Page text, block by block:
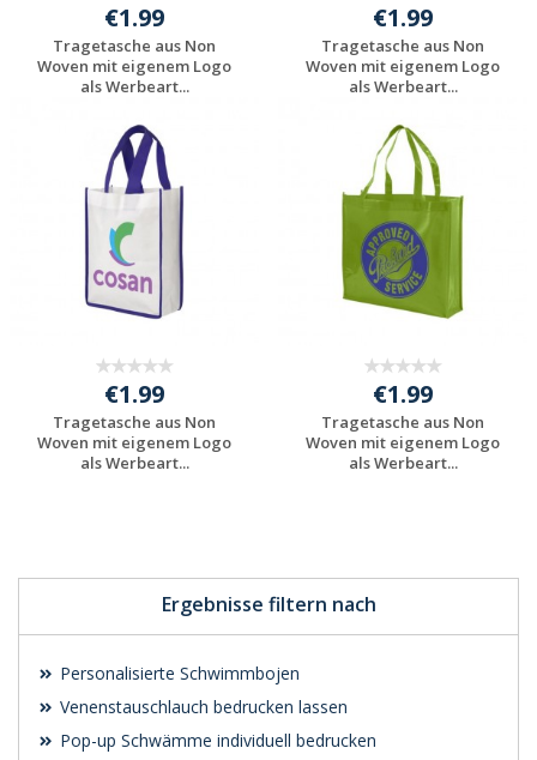
Ergebnisse filtern nach
Personalisierte Schwimmbojen
Venenstauschlauch bedrucken lassen
Pop-up Schwämme individuell bedrucken
€1.99
Tragetasche aus Non
Woven mit eigenem Logo
als Werbeart...
Preis unverbindlich
anfragen
€1.99
Tragetasche aus Non
Woven mit eigenem Logo
als Werbeart...
Preis unverbindlich
anfragen
€1.99
Tragetasche aus Non
Woven mit eigenem Logo
als Werbeart...
€1.99
Tragetasche aus Non
Woven mit eigenem Logo
als Werbeart...